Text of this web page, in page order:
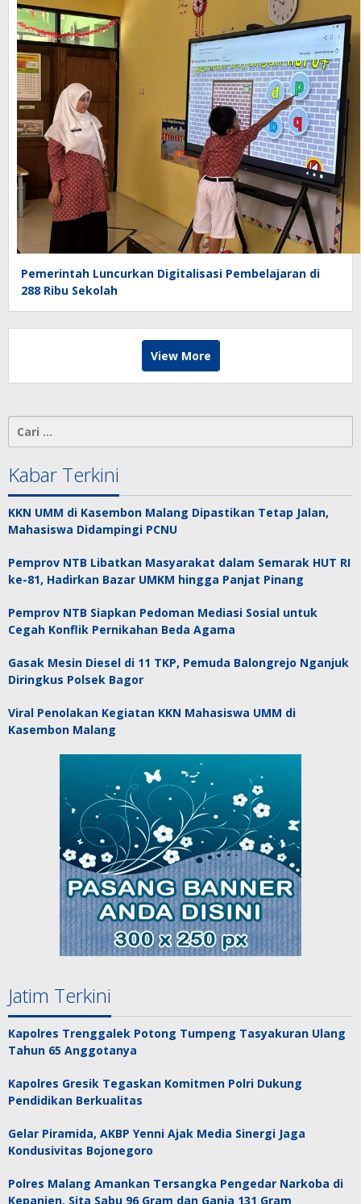
Pemerintah Luncurkan Digitalisasi Pembelajaran di
288 Ribu Sekolah
View More
Cari
untuk:
Kabar Terkini
KKN UMM di Kasembon Malang Dipastikan Tetap Jalan,
Mahasiswa Didampingi PCNU
Pemprov NTB Libatkan Masyarakat dalam Semarak HUT RI
ke-81, Hadirkan Bazar UMKM hingga Panjat Pinang
Pemprov NTB Siapkan Pedoman Mediasi Sosial untuk
Cegah Konflik Pernikahan Beda Agama
Gasak Mesin Diesel di 11 TKP, Pemuda Balongrejo Nganjuk
Diringkus Polsek Bagor
Viral Penolakan Kegiatan KKN Mahasiswa UMM di
Kasembon Malang
Jatim Terkini
Kapolres Trenggalek Potong Tumpeng Tasyakuran Ulang
Tahun 65 Anggotanya
Kapolres Gresik Tegaskan Komitmen Polri Dukung
Pendidikan Berkualitas
Gelar Piramida, AKBP Yenni Ajak Media Sinergi Jaga
Kondusivitas Bojonegoro
Polres Malang Amankan Tersangka Pengedar Narkoba di
Kepanjen, Sita Sabu 96 Gram dan Ganja 131 Gram